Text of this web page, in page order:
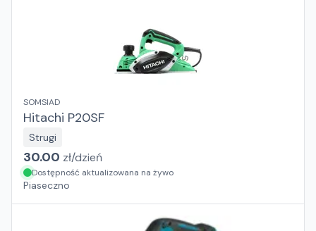
SOMSIAD
Hitachi P20SF
Strugi
30.00 zł/dzień
Dostępność aktualizowana na żywo
Piaseczno